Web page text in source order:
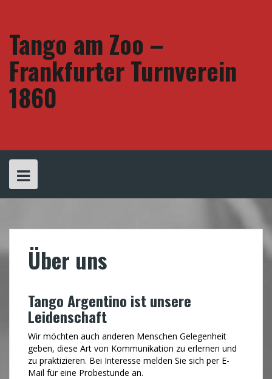
Tango am Zoo –
Frankfurter Turnverein
1860
Über uns
Tango Argentino ist unsere
Leidenschaft
Wir möchten auch anderen Menschen Gelegenheit
geben, diese Art von Kommunikation zu erlernen und
zu praktizieren. Bei Interesse melden Sie sich per E-
Mail für eine Probestunde an.